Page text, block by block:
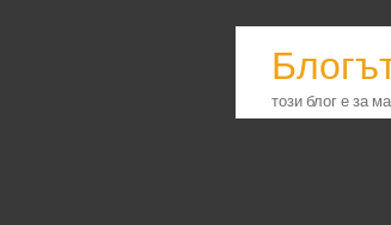
този блог е за